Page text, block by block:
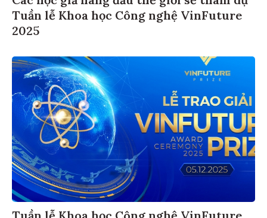
Tuần lễ Khoa học Công nghệ VinFuture
2025